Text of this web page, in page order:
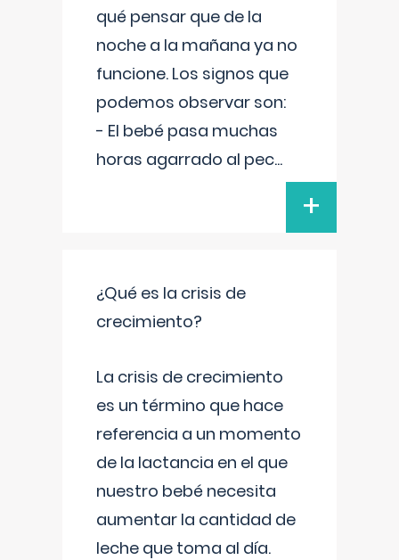
qué pensar que de la
noche a la mañana ya no
funcione. Los signos que
podemos observar son:
- El bebé pasa muchas
horas agarrado al pec...
+
¿Qué es la crisis de
crecimiento?
La crisis de crecimiento
es un término que hace
referencia a un momento
de la lactancia en el que
nuestro bebé necesita
aumentar la cantidad de
leche que toma al día.